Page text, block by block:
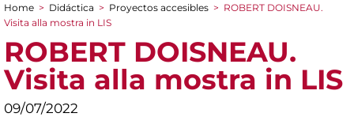
You are here
Home > Didáctica > Proyectos accesibles > ROBERT DOISNEAU.
Visita alla mostra in LIS
ROBERT DOISNEAU.
Visita alla mostra in LIS
09/07/2022